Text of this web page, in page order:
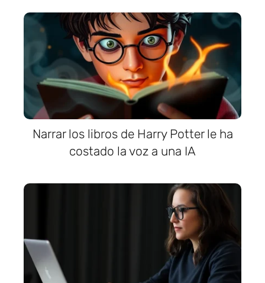
Narrar los libros de Harry Potter le ha
costado la voz a una IA